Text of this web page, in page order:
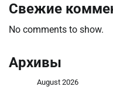
Свежие
No comments to show.
Архивы
August 2026